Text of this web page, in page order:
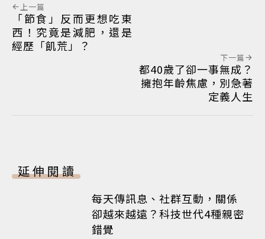
上一篇
「節食」反而更想吃東
西！究竟是減肥，還是
經歷「飢荒」？
下一篇
都40歲了卻一事無成？
擁抱年齡焦慮，別急著
定義人生
延伸閱讀
每天傳訊息、社群互動，關係
卻越來越遠？科技世代4種親密
錯覺